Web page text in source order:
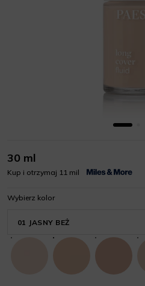
Wybierz kolor
01 JASNY BEŻ
30 ml
Kup i otrzymaj 11 mil